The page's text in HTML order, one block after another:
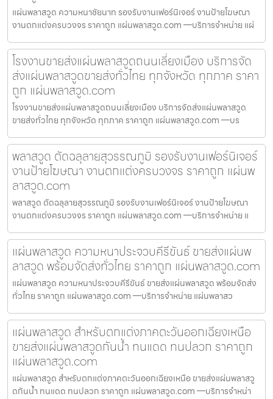
แผ่นพลาสวูด ความหนาชัยนาท รองรับงานเฟอร์นิเจอร์ งานป้ายโฆษณา
งานตกแต่งครบวงจร ราคาถูก แผ่นพลาสวูด.com —บริการจำหน่าย แผ่
โรงงานขายส่งแผ่นพลาสวูดถนนเลี่ยงเมือง บริการจัด
ส่งแผ่นพลาสวูดขายส่งทั่วไทย ทุกจังหวัด ทุกภาค ราคา
ถูก แผ่นพลาสวูด.com
โรงงานขายส่งแผ่นพลาสวูดถนนเลี่ยงเมือง บริการจัดส่งแผ่นพลาสวูด
ขายส่งทั่วไทย ทุกจังหวัด ทุกภาค ราคาถูก แผ่นพลาสวูด.com —บร
พลาสวูด ตัดฉลุลายสุวรรณภูมิ รองรับงานเฟอร์นิเจอร์
งานป้ายโฆษณา งานตกแต่งครบวงจร ราคาถูก แผ่นพ
ลาสวูด.com
พลาสวูด ตัดฉลุลายสุวรรณภูมิ รองรับงานเฟอร์นิเจอร์ งานป้ายโฆษณา
งานตกแต่งครบวงจร ราคาถูก แผ่นพลาสวูด.com —บริการจำหน่าย แ
แผ่นพลาสวูด ความหนาประจวบคีรีขันธ์ ขายส่งแผ่นพ
ลาสวูด พร้อมจัดส่งทั่วไทย ราคาถูก แผ่นพลาสวูด.com
แผ่นพลาสวูด ความหนาประจวบคีรีขันธ์ ขายส่งแผ่นพลาสวูด พร้อมจัดส่ง
ทั่วไทย ราคาถูก แผ่นพลาสวูด.com —บริการจำหน่าย แผ่นพลาสว
แผ่นพลาสวูด สำหรับตกแต่งภาคตะวันออกเฉียงเหนือ
ขายส่งแผ่นพลาสวูดกันน้ำ ทนแดด ทนปลวก ราคาถูก
แผ่นพลาสวูด.com
แผ่นพลาสวูด สำหรับตกแต่งภาคตะวันออกเฉียงเหนือ ขายส่งแผ่นพลาสวู
ดกันน้ำ ทนแดด ทนปลวก ราคาถูก แผ่นพลาสวูด.com —บริการจำหน่า